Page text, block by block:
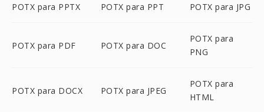
POTX para PPTX POTX para PPT POTX para JPG
POTX para PDF POTX para DOC
POTX para
PNG
POTX para DOCX POTX para JPEG
POTX para
HTML